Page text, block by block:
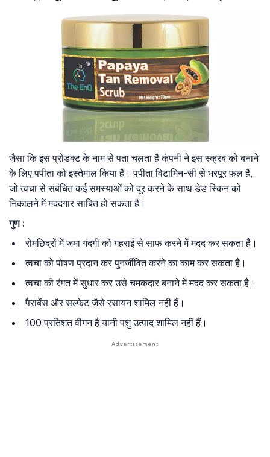
जैसा कि इस प्रोडक्ट के नाम से पता चलता है कंपनी ने इस स्क्रब को बनाने
के लिए पपीता को इस्तेमाल किया है। पपीता विटामिन-सी से भरपूर फल है,
जो त्वचा से संबंधित कई समस्याओं को दूर करने के साथ डेड स्किन को
निकालने में मददगार साबित हो सकता है।
गुण :
रोमछिद्रों में जमा गंदगी को गहराई से साफ करने में मदद कर सकता है।
त्वचा को पोषण प्रदान कर पुनर्जीवित करने का काम कर सकता है।
त्वचा की रंगत में सुधार कर उसे चमकदार बनाने में मदद कर सकता है।
पैराबेंस और सल्फेट जैसे रसायन शामिल नही हैं।
100 प्रतिशत वीगन है यानी पशु उत्पाद शामिल नहीं हैं।